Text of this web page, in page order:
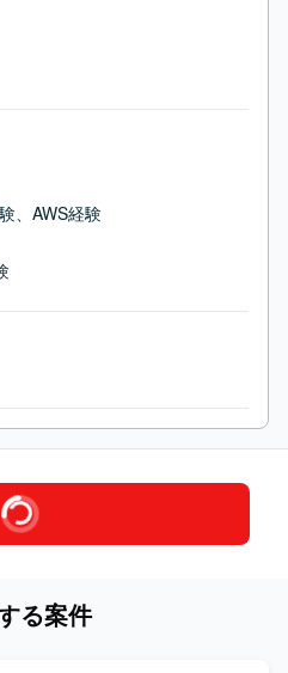
、AWS経験
る案件